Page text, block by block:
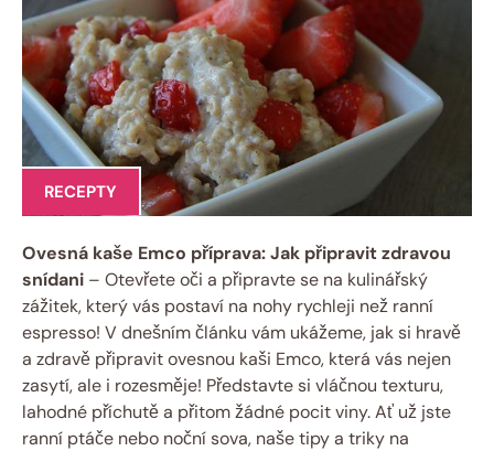
RECEPTY
Ovesná kaše Emco příprava: Jak připravit zdravou
snídani – Otevřete oči a připravte se na kulinářský
zážitek, který vás postaví na nohy rychleji než ranní
espresso! V dnešním článku vám ukážeme, jak si hravě
a zdravě připravit ovesnou kaši Emco, která vás nejen
zasytí, ale i rozesměje! Představte si vláčnou texturu,
lahodné příchutě a přitom žádné pocit viny. Ať už jste
ranní ptáče nebo noční sova, naše tipy a triky na